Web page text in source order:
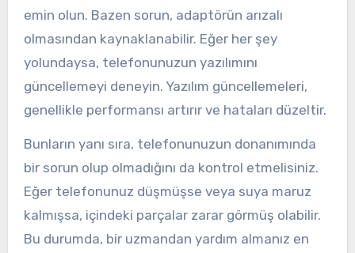
emin olun. Bazen sorun, adaptörün arızalı
olmasından kaynaklanabilir. Eğer her şey
yolundaysa, telefonunuzun yazılımını
güncellemeyi deneyin. Yazılım güncellemeleri,
genellikle performansı artırır ve hataları düzeltir.
Bunların yanı sıra, telefonunuzun donanımında
bir sorun olup olmadığını da kontrol etmelisiniz.
Eğer telefonunuz düşmüşse veya suya maruz
kalmışsa, içindeki parçalar zarar görmüş olabilir.
Bu durumda, bir uzmandan yardım almanız en